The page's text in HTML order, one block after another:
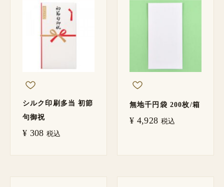
シルク印刷多当 初節
句御祝
¥ 308 税込
無地千円袋 200枚/箱
¥ 4,928 税込